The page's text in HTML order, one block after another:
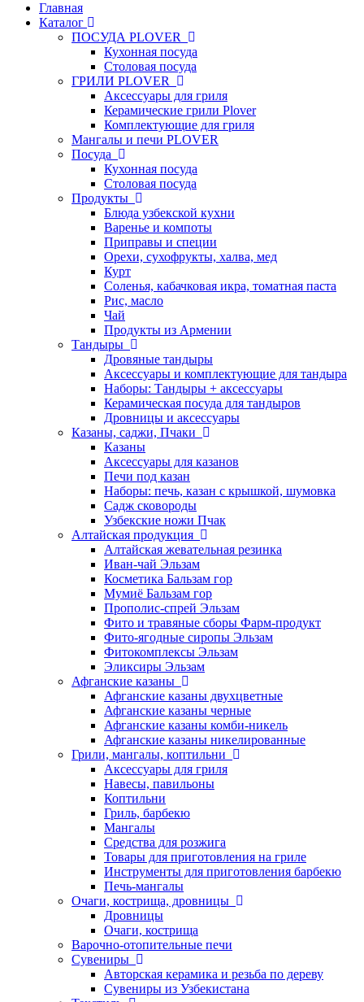
Главная
Каталог
ПОСУДА PLOVER
Кухонная посуда
Столовая посуда
ГРИЛИ PLOVER
Аксессуары для гриля
Керамические грили Plover
Комплектующие для гриля
Мангалы и печи PLOVER
Посуда
Кухонная посуда
Столовая посуда
Продукты
Блюда узбекской кухни
Варенье и компоты
Приправы и специи
Орехи, сухофрукты, халва, мед
Курт
Соленья, кабачковая икра, томатная паста
Рис, масло
Чай
Продукты из Армении
Тандыры
Дровяные тандыры
Аксессуары и комплектующие для тандыра
Наборы: Тандыры + аксессуары
Керамическая посуда для тандыров
Дровницы и аксессуары
Казаны, саджи, Пчаки
Казаны
Аксессуары для казанов
Печи под казан
Наборы: печь, казан с крышкой, шумовка
Садж сковороды
Узбекские ножи Пчак
Алтайская продукция
Алтайская жевательная резинка
Иван-чай Эльзам
Косметика Бальзам гор
Мумиё Бальзам гор
Прополис-спрей Эльзам
Фито и травяные сборы Фарм-продукт
Фито-ягодные сиропы Эльзам
Фитокомплексы Эльзам
Эликсиры Эльзам
Афганские казаны
Афганские казаны двухцветные
Афганские казаны черные
Афганские казаны комби-никель
Афганские казаны никелированные
Грили, мангалы, коптильни
Аксессуары для гриля
Навесы, павильоны
Коптильни
Гриль, барбекю
Мангалы
Средства для розжига
Товары для приготовления на гриле
Инструменты для приготовления барбекю
Печь-мангалы
Очаги, кострища, дровницы
Дровницы
Очаги, кострища
Варочно-отопительные печи
Сувениры
Авторская керамика и резьба по дереву
Сувениры из Узбекистана